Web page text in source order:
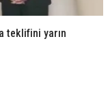
teklifini yarın